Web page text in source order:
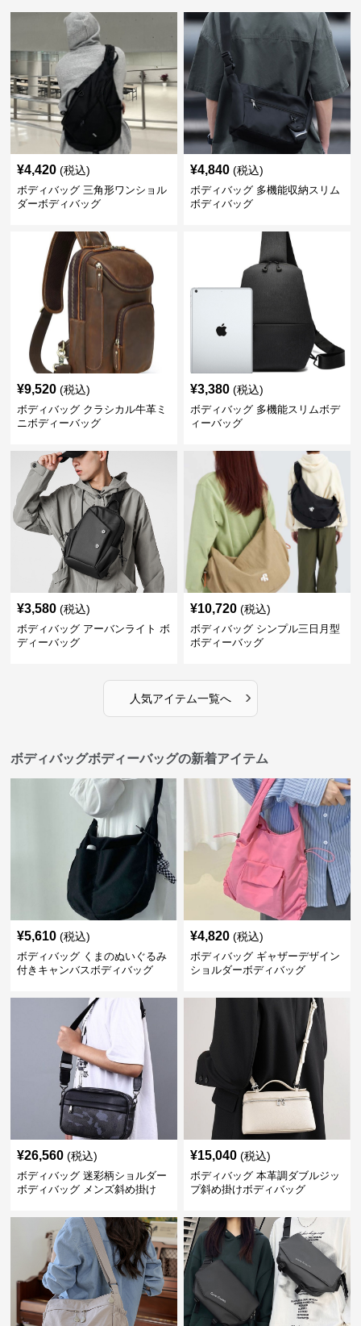
¥4,420 (税込)
ボディバッグ 三角形ワンショル
ダーボディバッグ
¥4,840 (税込)
ボディバッグ 多機能収納スリム
ボディバッグ
¥9,520 (税込)
ボディバッグ クラシカル牛革ミ
ニボディーバッグ
¥3,380 (税込)
ボディバッグ 多機能スリムボデ
ィーバッグ
¥3,580 (税込)
ボディバッグ アーバンライト ボ
ディーバッグ
¥10,720 (税込)
ボディバッグ シンプル三日月型
ボディーバッグ
人気アイテム一覧へ ›
ボディバッグボディーバッグの新着アイテム
¥5,610 (税込)
ボディバッグ くまのぬいぐるみ
付きキャンバスボディバッグ
¥4,820 (税込)
ボディバッグ ギャザーデザイン
ショルダーボディバッグ
¥26,560 (税込)
ボディバッグ 迷彩柄ショルダー
ボディバッグ メンズ斜め掛け
¥15,040 (税込)
ボディバッグ 本革調ダブルジッ
プ斜め掛けボディバッグ